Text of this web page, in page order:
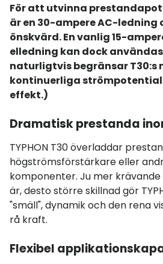
För att utvinna
är en 30-ampere AC-ledning
önskvärd. En vanlig 15-
elledning kan dock
naturligtvis begränsar T30:s
kontinuerliga
effekt.)
Dramatisk prestanda
TYPHON T30 överladdar
högströmsförstärkare eller
komponenter. Ju mer
är, desto större skillnad gör
"smäll", dynamik och den rena
rå kraft.
Flexibel